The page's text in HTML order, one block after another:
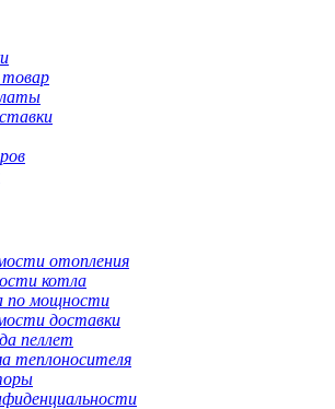
товар
отопления
котла
по мощности
доставки
пеллет
теплоносителя